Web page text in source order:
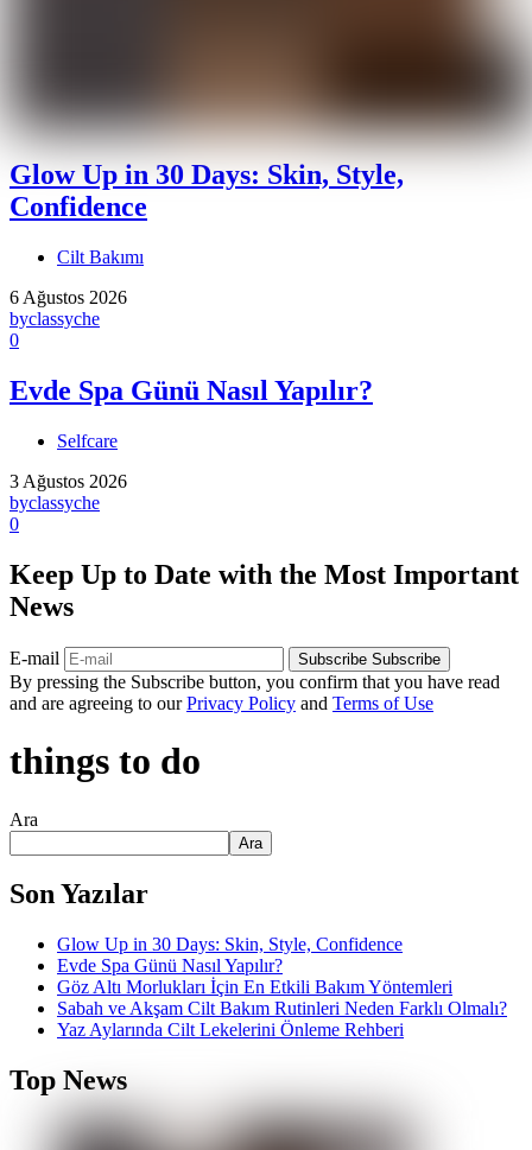
Glow Up in 30 Days: Skin, Style,
Confidence
Cilt Bakımı
6 Ağustos 2026
byclassyche
0
Evde Spa Günü Nasıl Yapılır?
Selfcare
3 Ağustos 2026
byclassyche
0
Keep Up to Date with the Most Important
News
E-mail Subscribe Subscribe
By pressing the Subscribe button, you confirm that you have read
and are agreeing to ourPrivacy Policy and Terms of Use
things to do
Ara
Ara
Son Yazılar
Glow Up in 30 Days: Skin, Style, Confidence
Evde Spa Günü Nasıl Yapılır?
Göz Altı Morlukları İçin En Etkili Bakım Yöntemleri
Sabah ve Akşam Cilt Bakım Rutinleri Neden Farklı Olmalı?
Yaz Aylarında Cilt Lekelerini Önleme Rehberi
Top News